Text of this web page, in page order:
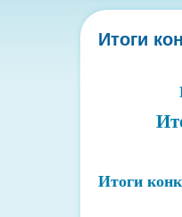
Итоги
Итоги